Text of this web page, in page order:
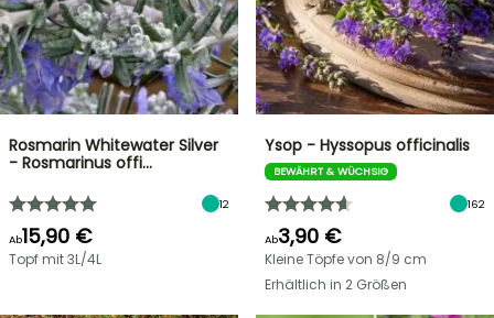
Rosmarin Whitewater Silver
- Rosmarinus offi…
12
Ab15,90 €
Topf mit 3L/4L
Ysop - Hyssopus officinalis
BEWÄHRT & WÜCHSIG
162
Ab3,90 €
Kleine Töpfe von 8/9 cm
Erhältlich in 2 Größen